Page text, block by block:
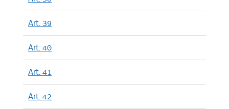
Art. 39
Art. 40
Art. 41
Art. 42